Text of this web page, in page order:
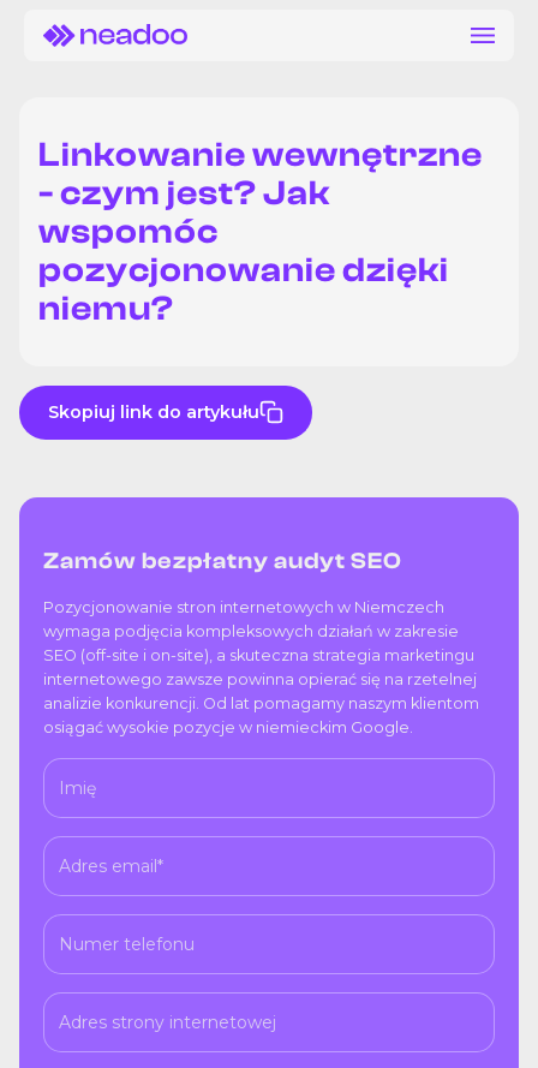
Linkowanie wewnętrzne
- czym jest? Jak
wspomóc
pozycjonowanie dzięki
niemu?
Skopiuj link do artykułu
Zamów bezpłatny audyt SEO
Pozycjonowanie stron internetowych w Niemczech
wymaga podjęcia kompleksowych działań w zakresie
SEO (off-site i on-site), a skuteczna strategia marketingu
internetowego zawsze powinna opierać się na rzetelnej
analizie konkurencji. Od lat pomagamy naszym klientom
osiągać wysokie pozycje w niemieckim Google.